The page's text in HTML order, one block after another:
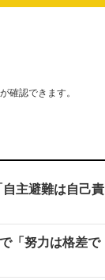
確認できます。
主避難は自己責
「努力は格差で